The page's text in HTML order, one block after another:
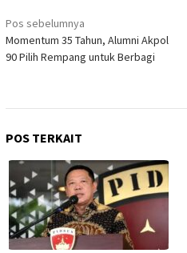
Navigasi
pos
Pos sebelumnya
Momentum 35 Tahun, Alumni Akpol
90 Pilih Rempang untuk Berbagi
POS TERKAIT